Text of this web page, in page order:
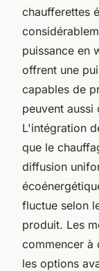
chaufferettes
puissance en
offrent une
capables de
peuvent
L'intégration
que le
diffusion
fluctue selon
produit. Les
commencer à
les options